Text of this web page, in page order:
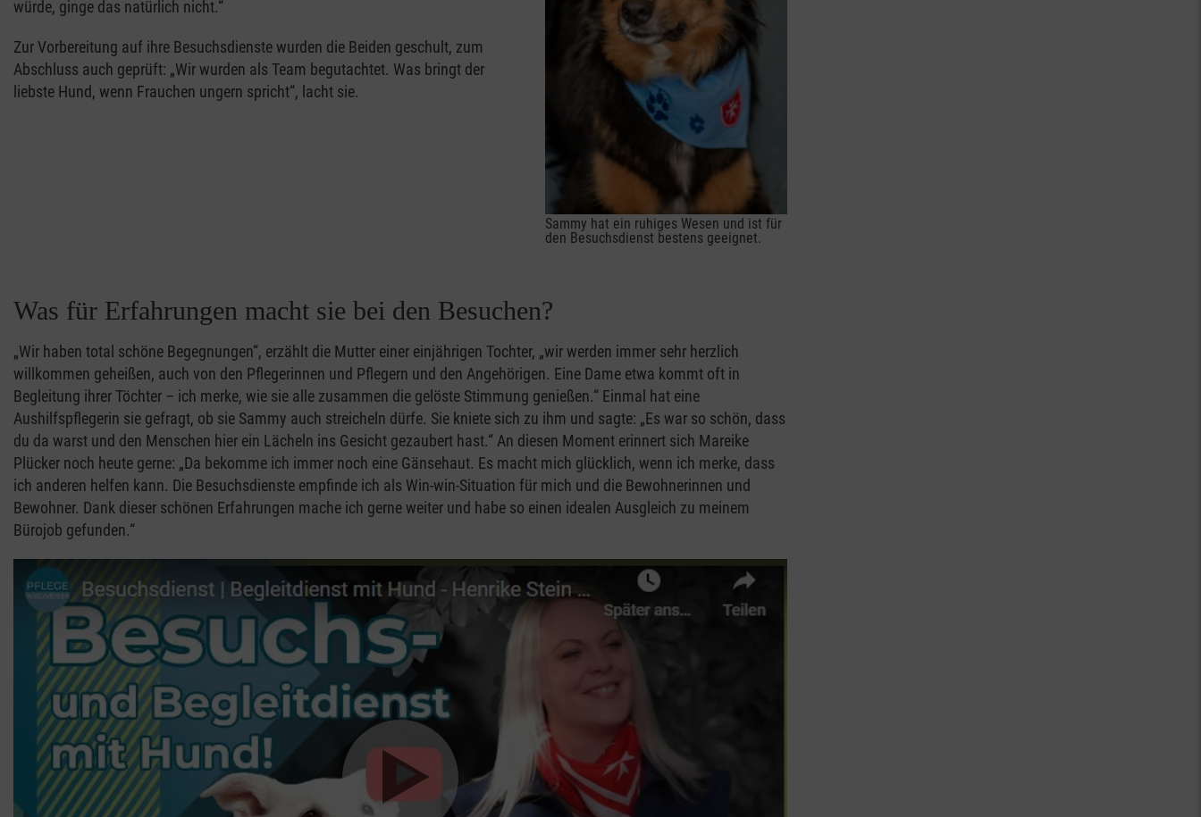
Sammy hat ein ruhiges Wesen und ist für
den Besuchsdienst bestens geeignet.
würde, ginge das natürlich nicht.“
Zur Vorbereitung auf ihre Besuchsdienste wurden die Beiden geschult, zum
Abschluss auch geprüft: „Wir wurden als Team begutachtet. Was bringt der
liebste Hund, wenn Frauchen ungern spricht“, lacht sie.
Was für Erfahrungen macht sie bei den Besuchen?
„Wir haben total schöne Begegnungen“, erzählt die Mutter einer einjährigen Tochter, „wir werden immer sehr herzlich
willkommen geheißen, auch von den Pflegerinnen und Pflegern und den Angehörigen. Eine Dame etwa kommt oft in
Begleitung ihrer Töchter – ich merke, wie sie alle zusammen die gelöste Stimmung genießen.“ Einmal hat eine
Aushilfspflegerin sie gefragt, ob sie Sammy auch streicheln dürfe. Sie kniete sich zu ihm und sagte: „Es war so schön, dass
du da warst und den Menschen hier ein Lächeln ins Gesicht gezaubert hast.“ An diesen Moment erinnert sich Mareike
Plücker noch heute gerne: „Da bekomme ich immer noch eine Gänsehaut. Es macht mich glücklich, wenn ich merke, dass
ich anderen helfen kann. Die Besuchsdienste empfinde ich als Win-win-Situation für mich und die Bewohnerinnen und
Bewohner. Dank dieser schönen Erfahrungen mache ich gerne weiter und habe so einen idealen Ausgleich zu meinem
Bürojob gefunden.“